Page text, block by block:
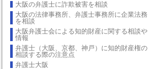
大阪の弁護士に詐欺被害を相談
大阪の法律事務所、弁護士事務所に企業法務
を相談
大阪弁護士会による知的財産に関する相談や
情報
弁護士（大阪、京都、神戸）に知的財産権の
相談する際の注意点
弁護士大阪